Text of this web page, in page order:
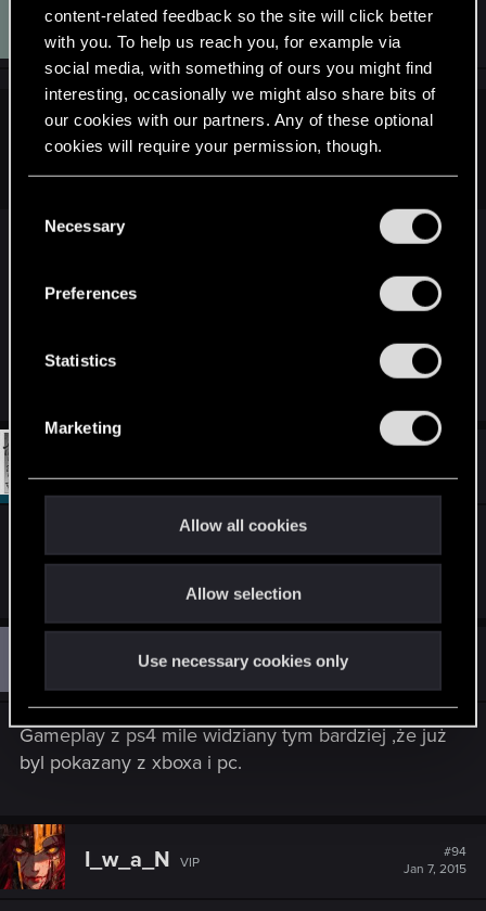
content-related feedback so the site will click better
with you. To help us reach you, for example via
social media, with something of ours you might find
interesting, occasionally we might also share bits of
our cookies with our partners. Any of these optional
cookies will require your permission, though.
and tweak your preferences regarding them in the
Necessary
Preferences
Statistics
Marketing
Allow all cookies
Allow selection
Use necessary cookies only
K Koreon
mcbobek said:
konkretniejsze informacje tylko wtedy gdy chcą
poszpanować.
Jan 7, 2015
Ok, już chyba starczy tego spamu zwłaszcza, że
zaczyna to zahaczać o wycieczki osobiste.
Chino_EKSEL Rookie
Gameplay z ps4 mile widziany tym bardziej ,że już
byl pokazany z xboxa i pc.
I_w_a_N VIP
#94
Jan 7, 2015